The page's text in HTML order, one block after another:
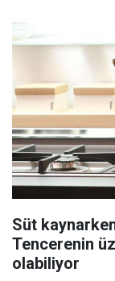
Süt
Tencerenin
olabiliyor